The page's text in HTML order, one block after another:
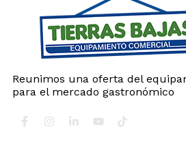
Reunimos una oferta del
para el mercado gastronómico